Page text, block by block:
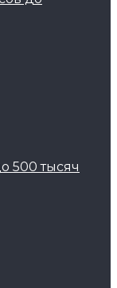
500 тысяч